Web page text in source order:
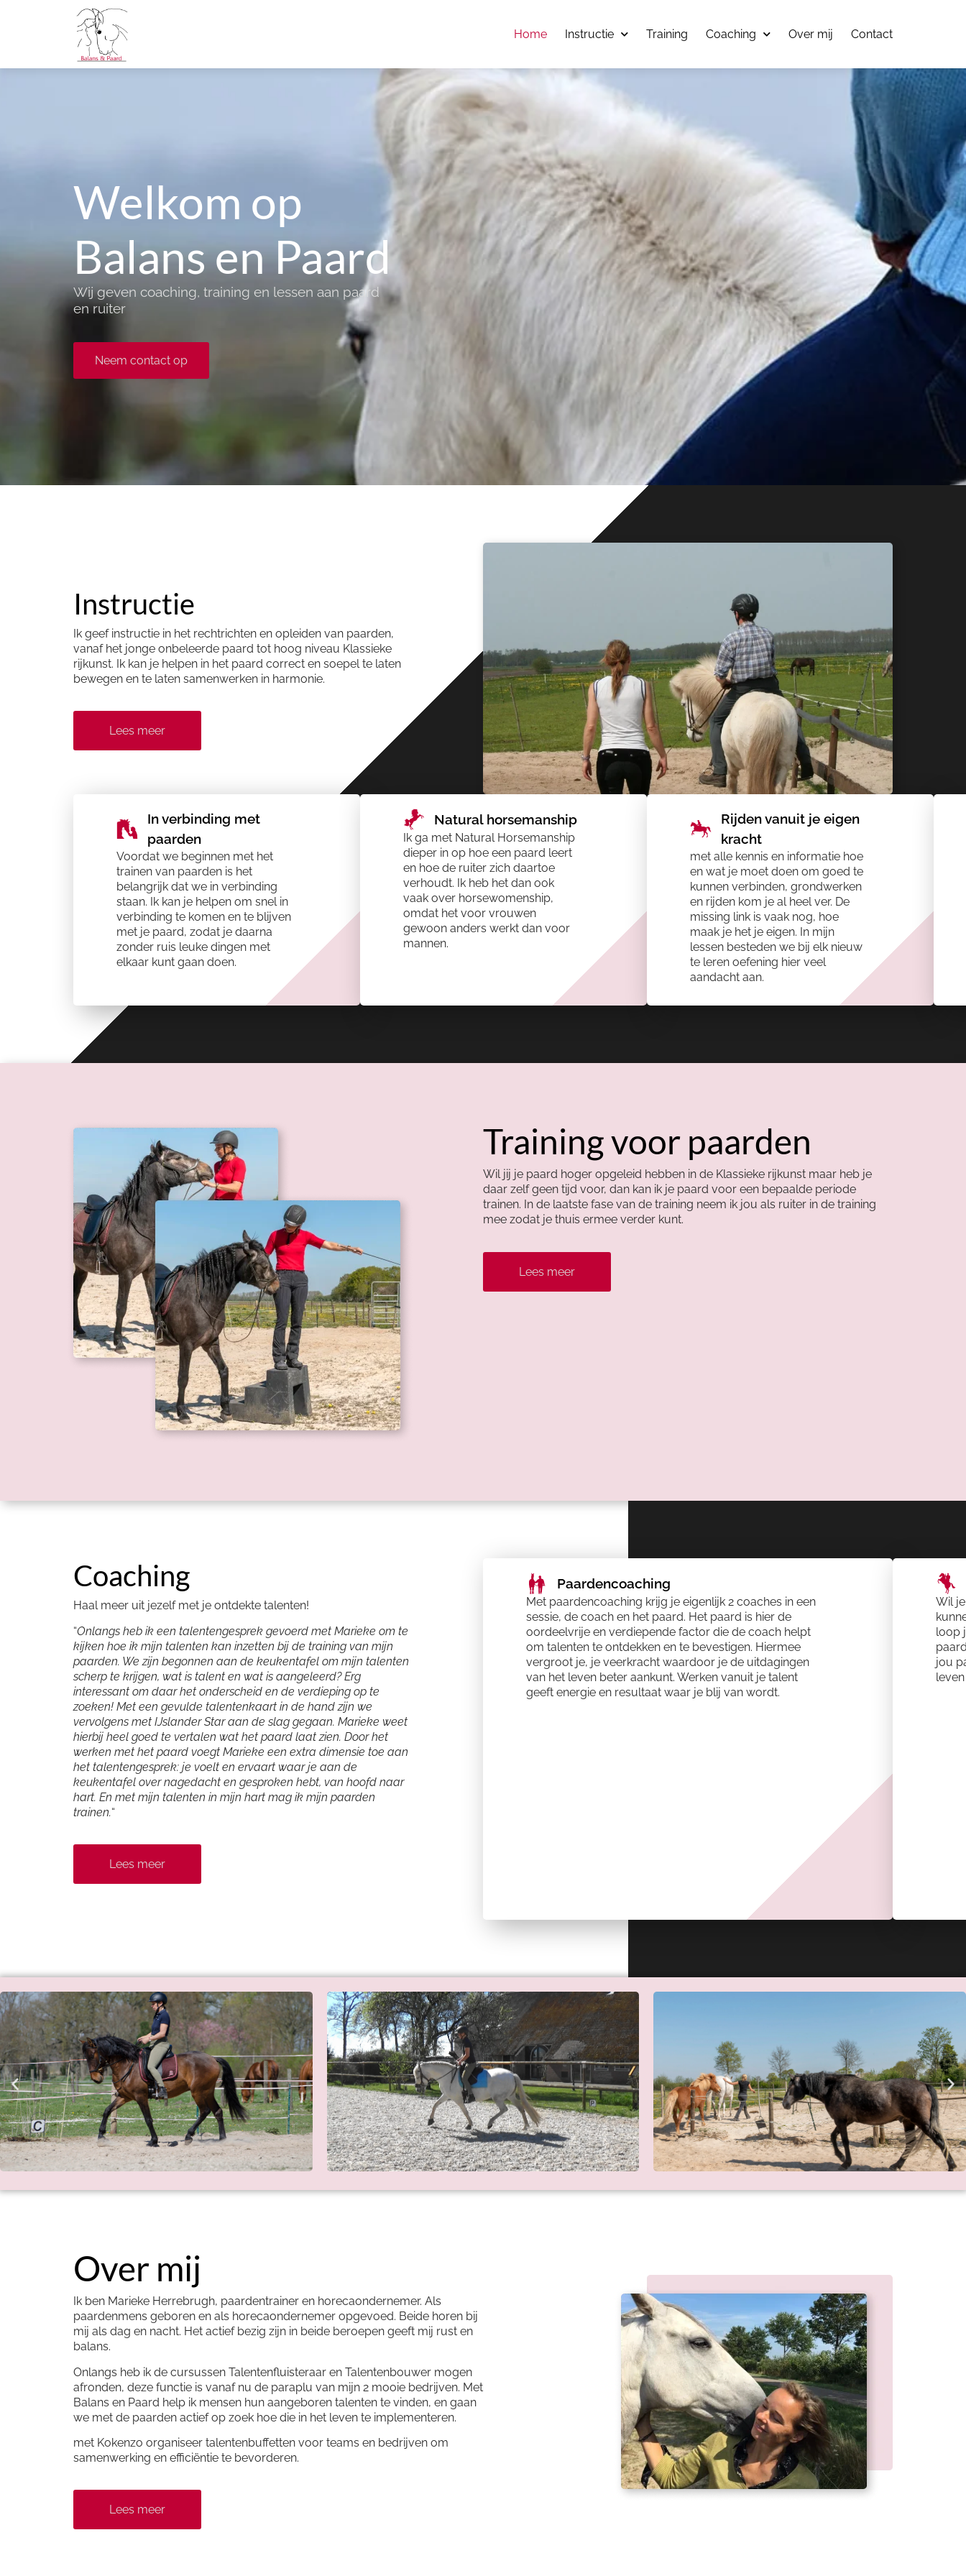
Home Instructie Training Coaching Over mij Contact
Welkom op
Balans en Paard
Wij geven coaching, training en lessen aan paard
en ruiter
Neem contact op
Instructie
Ik geef instructie in het rechtrichten en opleiden van paarden,
vanaf het jonge onbeleerde paard tot hoog niveau Klassieke
rijkunst. Ik kan je helpen in het paard correct en soepel te laten
bewegen en te laten samenwerken in harmonie.
Lees meer
In verbinding met
paarden ​​
Voordat we beginnen met het
trainen van paarden is het
belangrijk dat we in verbinding
staan. Ik kan je helpen om snel in
verbinding te komen en te blijven
met je paard, zodat je daarna
zonder ruis leuke dingen met
elkaar kunt gaan doen.
Natural horsemanship​
Ik ga met Natural Horsemanship
dieper in op hoe een paard leert
en hoe de ruiter zich daartoe
verhoudt. Ik heb het dan ook
vaak over horsewomenship,
omdat het voor vrouwen
gewoon anders werkt dan voor
mannen.
Rijden vanuit je eigen
kracht
met alle kennis en informatie hoe
en wat je moet doen om goed te
kunnen verbinden, grondwerken
en rijden kom je al heel ver. De
missing link is vaak nog, hoe
maak je het je eigen. In mijn
lessen besteden we bij elk nieuw
te leren oefening hier veel
aandacht aan.
Training voor paarden
Wil jij je paard hoger opgeleid hebben in de Klassieke rijkunst maar heb je
daar zelf geen tijd voor, dan kan ik je paard voor een bepaalde periode
trainen. In de laatste fase van de training neem ik jou als ruiter in de training
mee zodat je thuis ermee verder kunt.
Lees meer
Coaching
Haal meer uit jezelf met je ontdekte talenten!
“Onlangs heb ik een talentengesprek gevoerd met Marieke om te
kijken hoe ik mijn talenten kan inzetten bij de training van mijn
paarden. We zijn begonnen aan de keukentafel om mijn talenten
scherp te krijgen, wat is talent en wat is aangeleerd? Erg
interessant om daar het onderscheid en de verdieping op te
zoeken! Met een gevulde talentenkaart in de hand zijn we
vervolgens met IJslander Star aan de slag gegaan. Marieke weet
hierbij heel goed te vertalen wat het paard laat zien. Door het
werken met het paard voegt Marieke een extra dimensie toe aan
het talentengesprek: je voelt en ervaart waar je aan de
keukentafel over nagedacht en gesproken hebt, van hoofd naar
hart. En met mijn talenten in mijn hart mag ik mijn paarden
trainen.“
Lees meer
Paardencoaching
Met paardencoaching krijg je eigenlijk 2 coaches in een
sessie, de coach en het paard. Het paard is hier de
oordeelvrije en verdiepende factor die de coach helpt
om talenten te ontdekken en te bevestigen. Hiermee
vergroot je, je veerkracht waardoor je de uitdagingen
van het leven beter aankunt. Werken vanuit je talent
geeft energie en resultaat waar je blij van wordt.
Wil
loop
jou
Over mij
Ik ben Marieke Herrebrugh, paardentrainer en horecaondernemer. Als
paardenmens geboren en als horecaondernemer opgevoed. Beide horen bij
mij als dag en nacht. Het actief bezig zijn in beide beroepen geeft mij rust en
balans.
Onlangs heb ik de cursussen Talentenfluisteraar en Talentenbouwer mogen
afronden, deze functie is vanaf nu de paraplu van mijn 2 mooie bedrijven. Met
Balans en Paard help ik mensen hun aangeboren talenten te vinden, en gaan
we met de paarden actief op zoek hoe die in het leven te implementeren.
met Kokenzo organiseer talentenbuffetten voor teams en bedrijven om
samenwerking en efficiëntie te bevorderen.
Lees meer